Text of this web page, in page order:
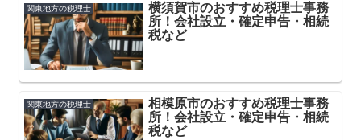
関東地方の税理士
横須賀市のおすすめ税理士事務
所！会社設立・確定申告・相続
税など
関東地方の税理士
相模原市のおすすめ税理士事務
所！会社設立・確定申告・相続
税など